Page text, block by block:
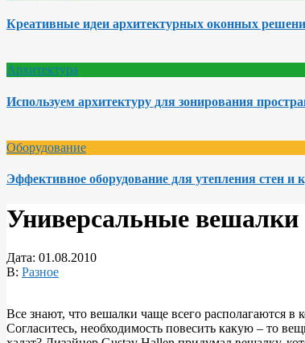
Креативные идеи архитектурных оконных
Архитектура
Используем архитектуру для зонирования
Оборудование
Эффективное оборудование для утепления стен и
Универсальные вешалки
Дата: 01.08.2010
В: Разное
Все знают, что вешалки чаще всего располагаются
Согласитесь, необходимость повесить какую – то